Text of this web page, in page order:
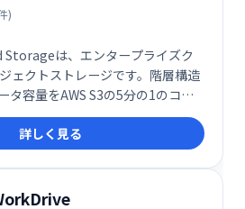
)
は、エンタープライズク
ェクトストレージです。階層構造
タ容量をAWS S3の5分の1のコス
速なアクセスと高い信頼性を備
アップ、ディザスタリカバリ、ア
です。ビジネスの成長を支援す
マンスに優れたクラウドストレー
をご検討ください。
詳しく見る